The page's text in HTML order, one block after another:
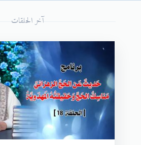
آخر الحلقات